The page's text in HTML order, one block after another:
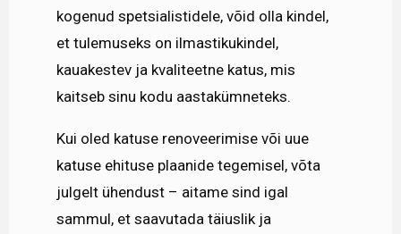
kogenud spetsialistidele, võid olla kindel,
et tulemuseks on ilmastikukindel,
kauakestev ja kvaliteetne katus, mis
kaitseb sinu kodu aastakümneteks.
Kui oled katuse renoveerimise või uue
katuse ehituse plaanide tegemisel, võta
julgelt ühendust – aitame sind igal
sammul, et saavutada täiuslik ja